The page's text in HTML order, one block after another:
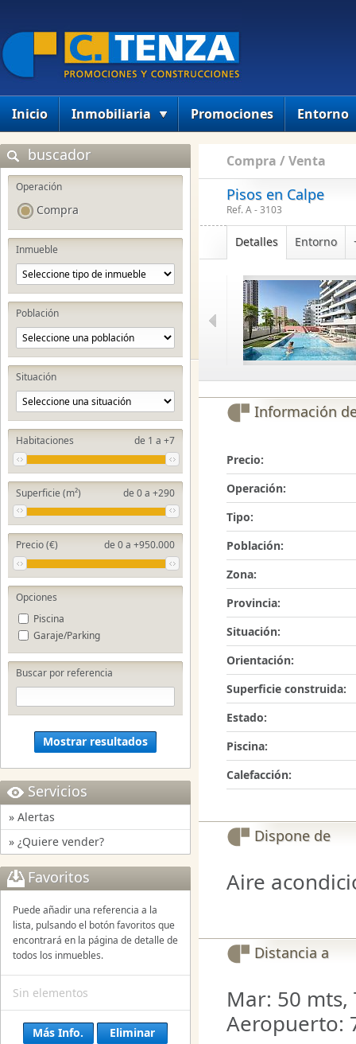
Inicio Inmobiliaria Promociones Entorno
buscador
Operación
Compra
Inmueble
Población
Situación
Habitaciones de 1 a +7
Superficie (m²) de 0 a +290
Precio (€) de 0 a +950.000
Opciones
Piscina
Garaje/Parking
Buscar por referencia
Mostrar resultados
Servicios
» Alertas
» ¿Quiere vender?
Favoritos
Puede añadir una referencia a la
lista, pulsando el botón favoritos que
encontrará en la página de detalle de
todos los inmuebles.
Sin elementos
Más Info. Eliminar
Compra / Venta
Pisos en Calpe
Ref. A - 3103
Detalles Entorno
Información
Precio:
Operación:
Tipo:
Población:
Zona:
Provincia:
Situación:
Orientación:
Superficie construida:
Estado:
Piscina:
Calefacción:
Dispone de
Aire
Distancia a
Mar: 50 mts,
Aeropuerto: